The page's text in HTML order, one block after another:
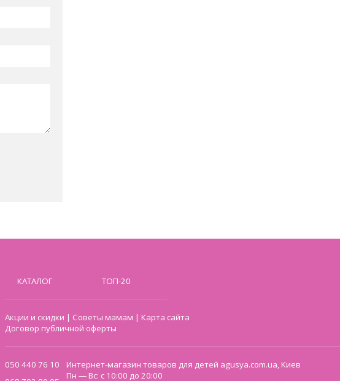
КАТАЛОГ ТОП-20
Акции и скидки | Советы мамам |Карта сайта
Договор публичной оферты
050 440 76 10
Интернет-магазин товаров для детей agusya.com.ua, Киев
Пн — Вс: с 10:00 до 20:00